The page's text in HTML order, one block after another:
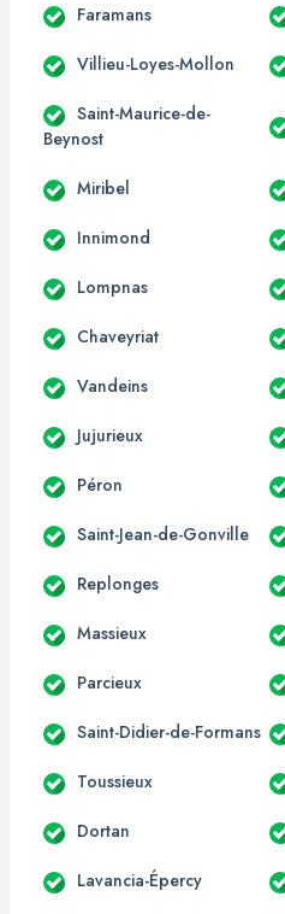
Faramans
Villieu-Loyes-Mollon
Saint-Maurice-de-
Beynost
Miribel
Innimond
Lompnas
Chaveyriat
Vandeins
Jujurieux
Péron
Saint-Jean-de-Gonville
Replonges
Massieux
Parcieux
Saint-Didier-de-Formans
Toussieux
Dortan
Lavancia-Épercy